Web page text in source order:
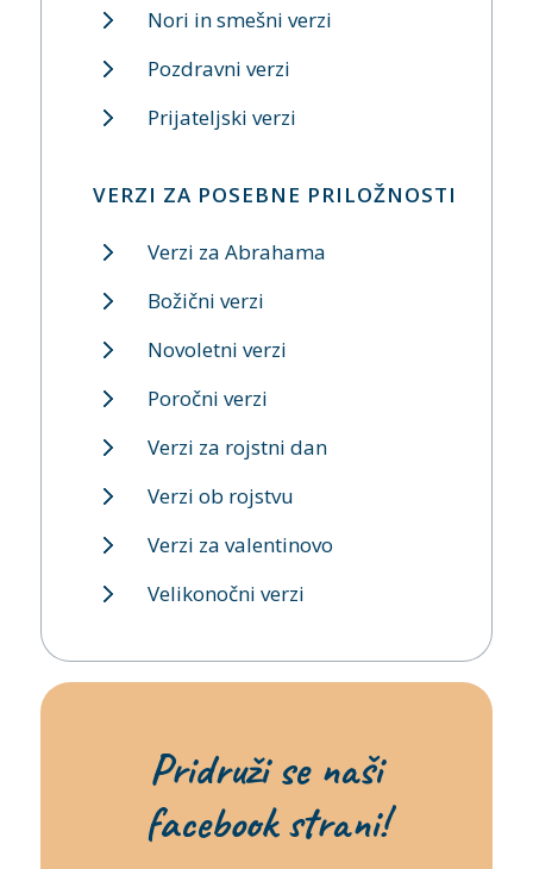
Nori in smešni verzi
Pozdravni verzi
Prijateljski verzi
VERZI ZA POSEBNE PRILOŽNOSTI
Verzi za Abrahama
Božični verzi
Novoletni verzi
Poročni verzi
Verzi za rojstni dan
Verzi ob rojstvu
Verzi za valentinovo
Velikonočni verzi
Pridruži se naši
facebook strani!